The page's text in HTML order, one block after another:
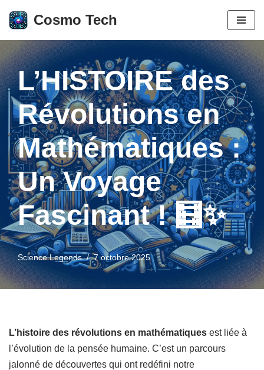
Aller
au
contenu
Cosmo Tech
L’HISTOIRE des
Révolutions en
Mathématiques :
Un Voyage
Fascinant ! 🧮✨
Science Legends 7 octobre 2025
L’histoire des révolutions en mathématiques est liée à
l’évolution de la pensée humaine. C’est un parcours
jalonné de découvertes qui ont redéfini notre